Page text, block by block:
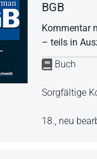
BGB
Kommentar
– teils in
Buch
Sorgfältige
18., neu